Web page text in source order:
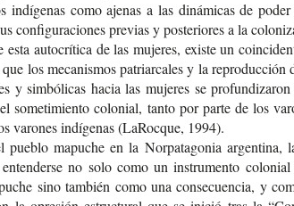
indí­ge­nas como aje­nas a las diná­mi­cas de
con­fi­gu­ra­cio­nes pre­vias y pos­te­rio­res a la
auto­crí­ti­ca de las muje­res, exis­te un
los meca­nis­mos patriar­ca­les y la repro­duc­ción
y sim­bó­li­cas hacia las muje­res se
some­ti­mien­to colo­nial, tanto por parte de los
varo­nes indí­ge­nas (LaRoc­que, 1994).
mapu­che en la Nor­pa­ta­go­nia argen­ti­na,
no solo como un ins­tru­men­to
sino tam­bién como una con­se­cuen­cia, y